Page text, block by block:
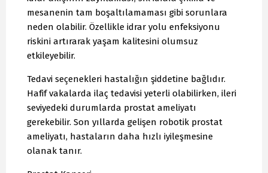
mesanenin tam boşaltılamaması gibi sorunlara
neden olabilir. Özellikle idrar yolu enfeksiyonu
riskini artırarak yaşam kalitesini olumsuz
etkileyebilir.
Tedavi seçenekleri hastalığın şiddetine bağlıdır.
Hafif vakalarda ilaç tedavisi yeterli olabilirken, ileri
seviyedeki durumlarda prostat ameliyatı
gerekebilir. Son yıllarda gelişen robotik prostat
ameliyatı, hastaların daha hızlı iyileşmesine
olanak tanır.